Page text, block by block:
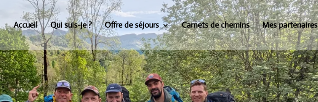
Accueil Qui suis-je ? Offre de séjours Carnets de chemins Mes partenaires